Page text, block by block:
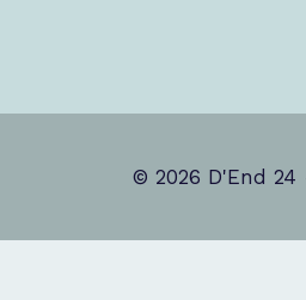
© 2026 D'End